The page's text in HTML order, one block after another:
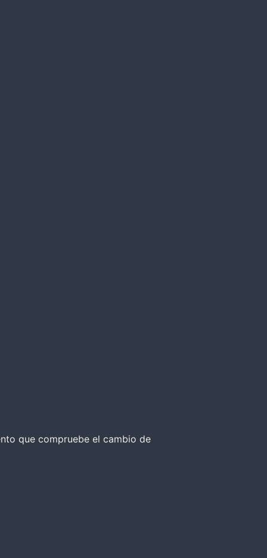
que compruebe el cambio de